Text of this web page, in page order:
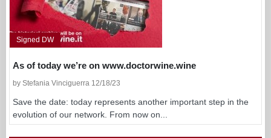
Signed DW
As of today we’re on www.doctorwine.wine
by Stefania Vinciguerra 12/18/23
Save the date: today represents another important step in the
evolution of our network. From now on...